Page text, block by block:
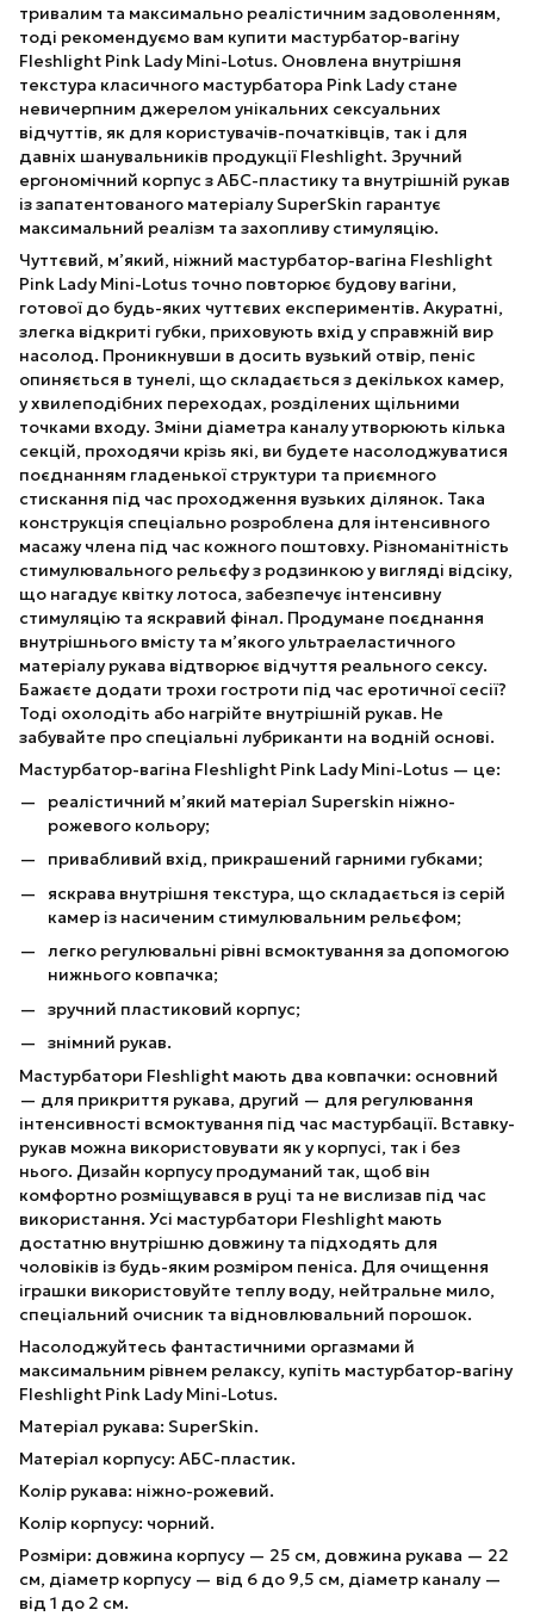
тривалим та максимально реалістичним задоволенням,
тоді рекомендуємо вам купити мастурбатор-вагіну
Fleshlight Pink Lady Mini-Lotus. Оновлена ​​внутрішня
текстура класичного мастурбатора Pink Lady стане
невичерпним джерелом унікальних сексуальних
відчуттів, як для користувачів-початківців, так і для
давніх шанувальників продукції Fleshlight. Зручний
ергономічний корпус з АБС-пластику та внутрішній рукав
із запатентованого матеріалу SuperSkin гарантує
максимальний реалізм та захопливу стимуляцію.
Чуттєвий, м’який, ніжний мастурбатор-вагіна Fleshlight
Pink Lady Mini-Lotus точно повторює будову вагіни,
готової до будь-яких чуттєвих експериментів. Акуратні,
злегка відкриті губки, приховують вхід у справжній вир
насолод. Проникнувши в досить вузький отвір, пеніс
опиняється в тунелі, що складається з декількох камер,
у хвилеподібних переходах, розділених щільними
точками входу. Зміни діаметра каналу утворюють кілька
секцій, проходячи крізь які, ви будете насолоджуватися
поєднанням гладенької структури та приємного
стискання під час проходження вузьких ділянок. Така
конструкція спеціально розроблена для інтенсивного
масажу члена під час кожного поштовху. Різноманітність
стимулювального рельєфу з родзинкою у вигляді відсіку,
що нагадує квітку лотоса, забезпечує інтенсивну
стимуляцію та яскравий фінал. Продумане поєднання
внутрішнього вмісту та м’якого ультраеластичного
матеріалу рукава відтворює відчуття реального сексу.
Бажаєте додати трохи гостроти під час еротичної сесії?
Тоді охолодіть або нагрійте внутрішній рукав. Не
забувайте про спеціальні лубриканти на водній основі.
Мастурбатор-вагіна Fleshlight Pink Lady Mini-Lotus — це:
реалістичний м’який матеріал Superskin ніжно-
рожевого кольору;
привабливий вхід, прикрашений гарними губками;
яскрава внутрішня текстура, що складається із серій
камер із насиченим стимулювальним рельєфом;
легко регулювальні рівні всмоктування за допомогою
нижнього ковпачка;
зручний пластиковий корпус;
знімний рукав.
Мастурбатори Fleshlight мають два ковпачки: основний
— для прикриття рукава, другий — для регулювання
інтенсивності всмоктування під час мастурбації. Вставку-
рукав можна використовувати як у корпусі, так і без
нього. Дизайн корпусу продуманий так, щоб він
комфортно розміщувався в руці та не вислизав під час
використання. Усі мастурбатори Fleshlight мають
достатню внутрішню довжину та підходять для
чоловіків із будь-яким розміром пеніса. Для очищення
іграшки використовуйте теплу воду, нейтральне мило,
спеціальний очисник та відновлювальний порошок.
Насолоджуйтесь фантастичними оргазмами й
максимальним рівнем релаксу, купіть мастурбатор-вагіну
Fleshlight Pink Lady Mini-Lotus.
Матеріал рукава: SuperSkin.
Матеріал корпусу: АБС-пластик.
Колір рукава: ніжно-рожевий.
Колір корпусу: чорний.
Розміри: довжина корпусу — 25 см, довжина рукава — 22
см, діаметр корпусу — від 6 до 9,5 см, діаметр каналу —
від 1 до 2 см.